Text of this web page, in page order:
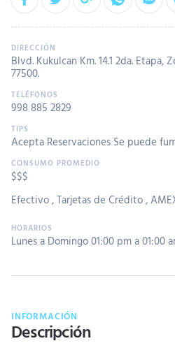
Blvd. Kukulcan Km. 14.1 2da. Etapa,
77500.
998 885 2829
Acepta Reservaciones Se puede
$$$
Efectivo,Tarjetas de Crédito,
Lunes a Domingo 01:00 pm a 01:00
INFORMACIÓN
Descripción